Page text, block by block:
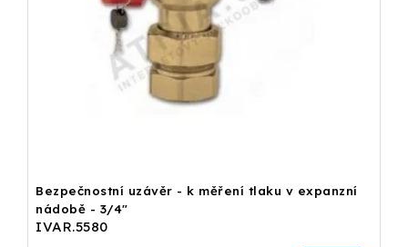
Bezpečnostní uzávěr - k měření tlaku v expanzní
nádobě - 3/4"
IVAR.5580